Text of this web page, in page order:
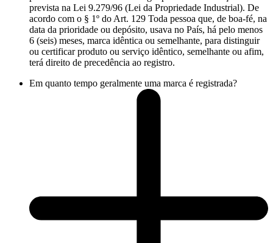
prevista na Lei 9.279/96 (Lei da Propriedade Industrial). De
acordo com o § 1º do Art. 129 Toda pessoa que, de boa-fé, na
data da prioridade ou depósito, usava no País, há pelo menos
6 (seis) meses, marca idêntica ou semelhante, para distinguir
ou certificar produto ou serviço idêntico, semelhante ou afim,
terá direito de precedência ao registro.
Em quanto tempo geralmente uma marca é registrada?